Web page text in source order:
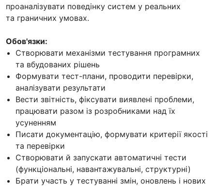
проаналізувати поведінку систем у реальних
та граничних умовах.
Обов'язки:
Створювати механізми тестування програмних
та вбудованих рішень
Формувати тест-плани, проводити перевірки,
аналізувати результати
Вести звітність, фіксувати виявлені проблеми,
працювати разом із розробниками над їх
усуненням
Писати документацію, формувати критерії якості
та перевірки
Створювати й запускати автоматичні тести
(функціональні, навантажувальні, структурні)
Брати участь у тестуванні змін, оновлень і нових